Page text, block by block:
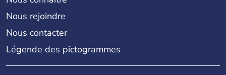
Nous rejoindre
Nous contacter
Légende des pictogrammes